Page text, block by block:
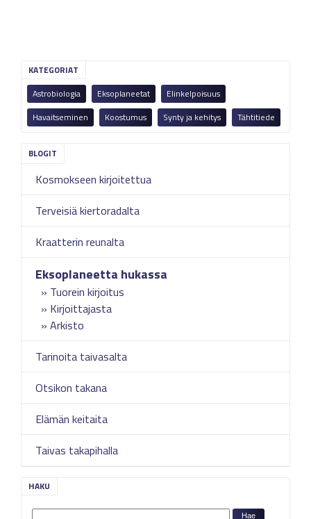
KATEGORIAT
Astrobiologia
Eksoplaneetat
Elinkelpoisuus
Havaitseminen
Koostumus Synty ja kehitys Tähtitiede
Kosmokseen kirjoitettua
Terveisiä kiertoradalta
Kraatterin reunalta
Eksoplaneetta hukassa
Tuorein kirjoitus
Kirjoittajasta
Arkisto
Tarinoita taivasalta
Otsikon takana
Elämän keitaita
Taivas takapihalla
HAKU